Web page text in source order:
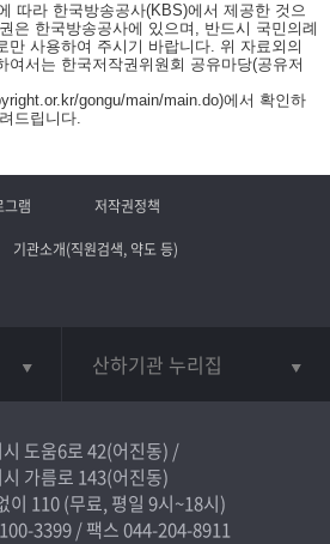
따라 한국방송공사(KBS)에서 제공한 것으
은 한국방송공사에 있으며, 반드시 국민의례
만 사용하여 주시기 바랍니다. 위 자료외의
여서는 한국저작권위원회 공유마당(공유저
gongu/main/main.do)에서 확인하
드립니다.
그램 저작권정책
기관소개(직원검색, 약도 등)
산하기관 누리집
도움6로 42(어진동) /
가름로 143(어진동)
이 110(무료, 평일 9시~18시)
3399/ 팩스 044-204-8911